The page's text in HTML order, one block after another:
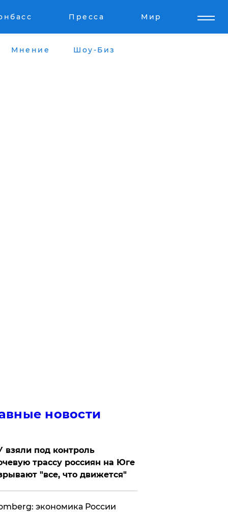
Пресса Мир
Мнение Шоу-Биз
новости
взяли под контроль
трассу россиян на Юге
"все, что движется"
экономика России